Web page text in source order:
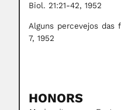
Biol. 21:21-42, 1952
Alguns percevejos das
7, 1952
HONORS